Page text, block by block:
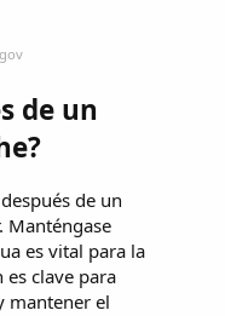
de un
de un
Manténgase
es vital para la
clave para
mantener el